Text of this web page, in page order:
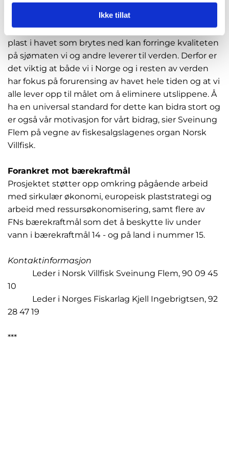
Ikke tillat
både globalt og nasjonalt problem under TV-
aksjonen «Plast i Havet» i 2020.
- Det er likevel et arbeid som tar tid og en realitet at
plast i havet som brytes ned kan forringe kvaliteten
på sjømaten vi og andre leverer til verden. Derfor er
det viktig at både vi i Norge og i resten av verden
har fokus på forurensing av havet hele tiden og at vi
alle lever opp til målet om å eliminere utslippene. Å
ha en universal standard for dette kan bidra stort og
er også vår motivasjon for vårt bidrag, sier Sveinung
Flem på vegne av fiskesalgslagenes organ Norsk
Villfisk.
Forankret mot bærekraftmål
Prosjektet støtter opp omkring pågående arbeid
med sirkulær økonomi, europeisk plaststrategi og
arbeid med ressursøkonomisering, samt flere av
FNs bærekraftmål som det å beskytte liv under
vann i bærekraftmål 14 - og på land i nummer 15.
Kontaktinformasjon
Leder i Norsk Villfisk Sveinung Flem, 90 09 45
10
Leder i Norges Fiskarlag Kjell Ingebrigtsen, 92
28 47 19
***